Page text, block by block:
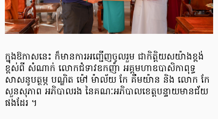
ក្នុងឱកាសនេះ ក៏មានការអញ្ជើញចូលរួម ជាកិត្តិយសយ៉ាងខ្ពង់
ខ្ពស់ពី សំណាក់ លោកជំទាវឧកញ៉ា អគ្គមហាឧបាសិកាពុទ្ធ
សាសនូបត្ថម្ភ បណ្ឌិត ម៉ៅ ម៉ាល័យ កែ គឹមយ៉ាន និង លោក កែ
សួនសុភាព អភិបាលរង នៃគណៈអភិបាលខេត្តបន្ទាយមានជ័យ
ផងដែរ ។